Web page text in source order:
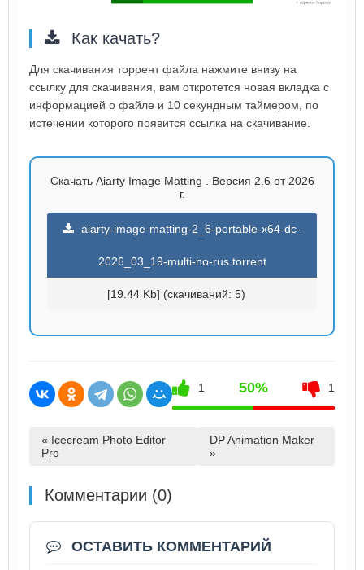
Как качать?
Для скачивания торрент файла нажмите внизу на
ссылку для скачивания, вам откротется новая вкладка с
информацией о файле и 10 секундным таймером, по
истечении которого появится ссылка на скачивание.
Скачать Aiarty Image Matting . Версия 2.6 от 2026
г.
aiarty-image-matting-2_6-portable-x64-dc-
2026_03_19-multi-no-rus.torrent
[19.44 Kb] (cкачиваний: 5)
1 50% 1
« Icecream Photo Editor
Pro
DP Animation Maker
»
Комментарии (0)
ОСТАВИТЬ КОММЕНТАРИЙ